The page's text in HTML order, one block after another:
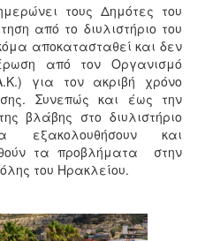
τους Δημότες του
από το διυλιστήριο του
αποκατασταθεί και δεν
από τον Οργανισμό
για τον ακριβή χρόνο
Συνεπώς και έως την
βλάβης στο διυλιστήριο
και
τα προβλήματα στην
του Ηρακλείου.